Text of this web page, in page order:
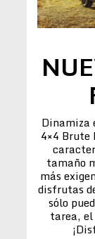
Dinamiza
4×4 Brute
tamaño
más
disfrutas
sólo
tarea, el